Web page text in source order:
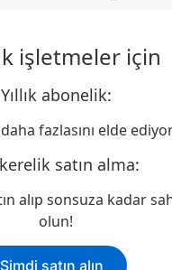
işletmeler için
Yıllık abonelik:
fazlasını elde
satın alma:
alıp sonsuza kadar
olun!
Şimdi satın alın